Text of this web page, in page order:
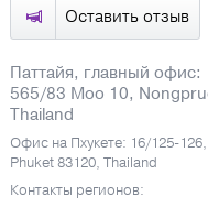
Оставить отзыв
Паттайя, главный офис:
565/83 Moo 10,
Thailand
Офис на Пхукете: 16/125-
Phuket 83120, Thailand
Контакты регионов: